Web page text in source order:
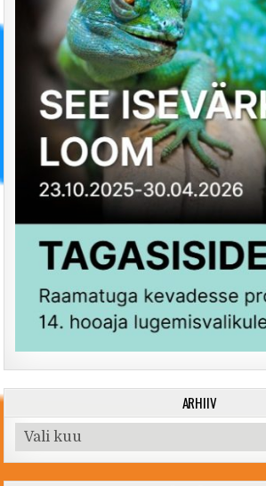
ARHIIV
Arhiiv